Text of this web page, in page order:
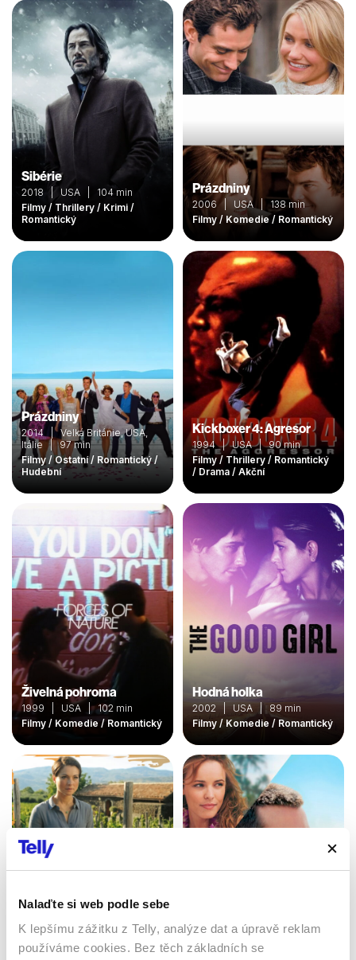
Nalaďte si web podle sebe
K lepšímu zážitku z Telly, analýze dat a úpravě reklam
používáme cookies. Bez těch základních se
Sibérie
2018 | USA | 104 min
Filmy / Thrillery / Krimi /
Romantický
Prázdniny
2006 | USA | 138 min
Filmy / Komedie / Romantický
Prázdniny
2014 | Velká Británie, USA,
Itálie | 97 min
Filmy / Ostatní / Romantický /
Hudební
Kickboxer 4: Agresor
1994 | USA | 90 min
Filmy / Thrillery / Romantický
/ Drama / Akční
Živelná pohroma
1999 | USA | 102 min
Filmy / Komedie / Romantický
Hodná holka
2002 | USA | 89 min
Filmy / Komedie / Romantický
Léto na Sicílii
2016 | Německo, Itálie | 90
Aloha